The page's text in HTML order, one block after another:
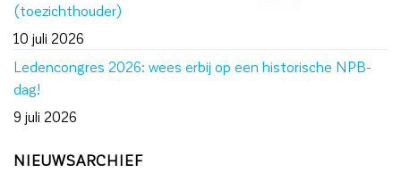
(toezichthouder)
10 juli 2026
Ledencongres 2026: wees erbij op een historische NPB-
dag!
9 juli 2026
NIEUWSARCHIEF